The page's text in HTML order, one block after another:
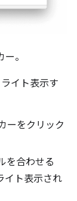
。
イト表示す
ーをクリック
を合わせる
イト表示され